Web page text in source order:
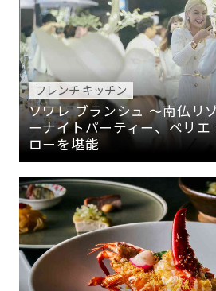
フレンチ キッチン
ソワレ ブランシュ 〜南仏リ
ーナイトパーティー、ペリエ
ローを堪能